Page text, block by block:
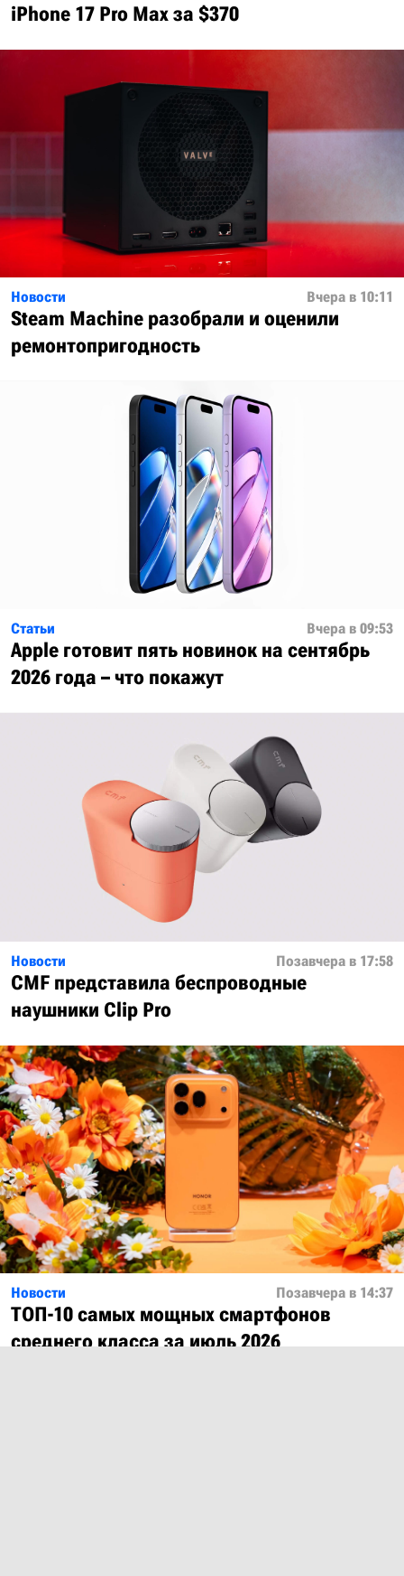
iPhone 17 Pro Max за $370
Новости Вчера в 10:11
Steam Machine разобрали и оценили
ремонтопригодность
Статьи Вчера в 09:53
Apple готовит пять новинок на сентябрь
2026 года – что покажут
Новости Позавчера в 17:58
CMF представила беспроводные
наушники Clip Pro
Новости Позавчера в 14:37
ТОП-10 самых мощных смартфонов
среднего класса за июль 2026